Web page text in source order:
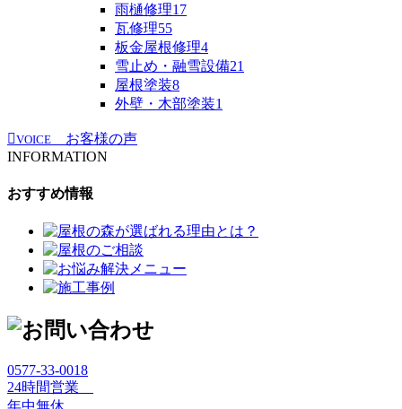
雨樋修理17
瓦修理55
板金屋根修理4
雪止め・融雪設備21
屋根塗装8
外壁・木部塗装1
VOICE
お客様の声
INFORMATION
おすすめ情報
0577-33-0018
24時間営業
年中無休